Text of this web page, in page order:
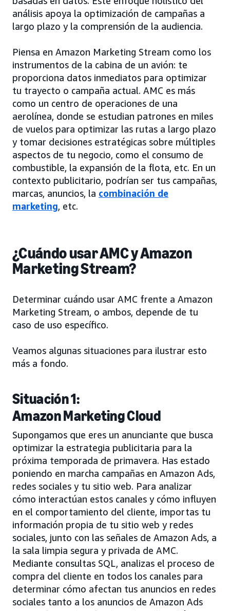
análisis apoya la optimización de campañas a
largo plazo y la comprensión de la audiencia.
Piensa en Amazon Marketing Stream como los
instrumentos de la cabina de un avión: te
proporciona datos inmediatos para optimizar
tu trayecto o campaña actual. AMC es más
como un centro de operaciones de una
aerolínea, donde se estudian patrones en miles
de vuelos para optimizar las rutas a largo plazo
y tomar decisiones estratégicas sobre múltiples
aspectos de tu negocio, como el consumo de
combustible, la expansión de la flota, etc. En un
contexto publicitario, podrían ser tus campañas,
marcas, anuncios, la combinación de
marketing, etc.
¿Cuándo usar AMC y Amazon
Marketing Stream?
Determinar cuándo usar AMC frente a Amazon
Marketing Stream, o ambos, depende de tu
caso de uso específico.
Veamos algunas situaciones para ilustrar esto
más a fondo.
Situación 1:
Amazon Marketing Cloud
Supongamos que eres un anunciante que busca
optimizar la estrategia publicitaria para la
próxima temporada de primavera. Has estado
poniendo en marcha campañas en Amazon Ads,
redes sociales y tu sitio web. Para analizar
cómo interactúan estos canales y cómo influyen
en el comportamiento del cliente, importas tu
información propia de tu sitio web y redes
sociales, junto con las señales de Amazon Ads, a
la sala limpia segura y privada de AMC.
Mediante consultas SQL, analizas el proceso de
compra del cliente en todos los canales para
determinar cómo afectan tus anuncios en redes
sociales tanto a los anuncios de Amazon Ads